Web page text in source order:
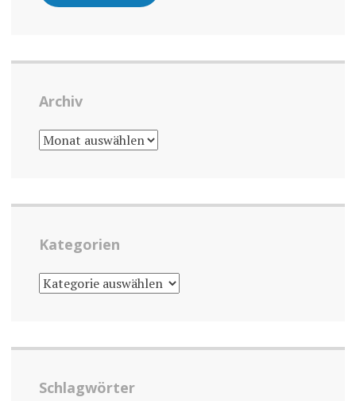
Archiv
ARCHIV
Kategorien
KATEGORIEN
Schlagwörter